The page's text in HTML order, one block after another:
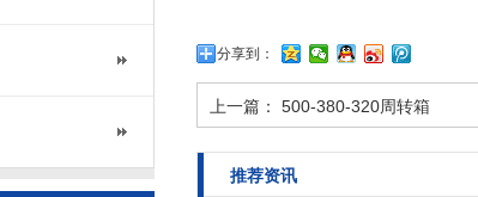
分享到：
上一篇： 500-380-320周转箱
推荐资讯